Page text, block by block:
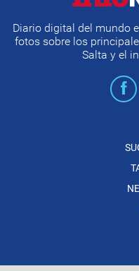
Diario digital del mundo
fotos sobre los
Salta y el